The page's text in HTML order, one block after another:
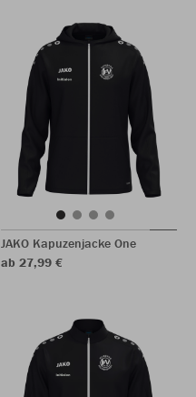
JAKO Kapuzenjacke One
ab 27,99 €